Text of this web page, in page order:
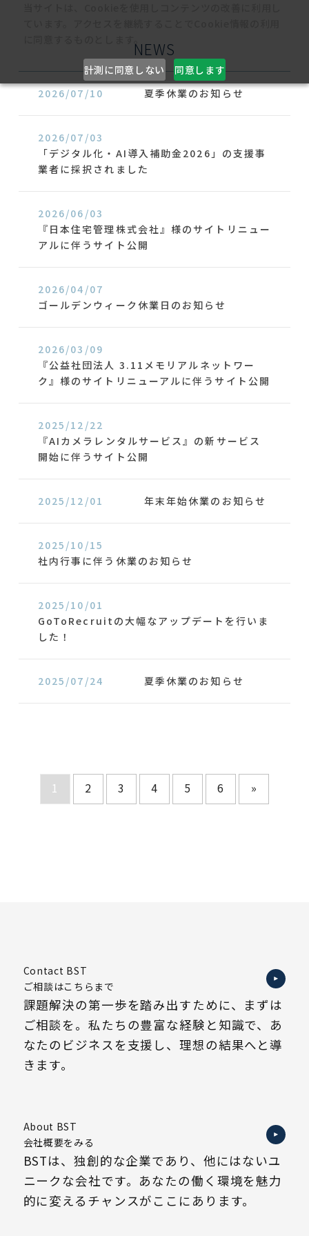
計測に同意しない 同意します
NEWS
2026/07/10 夏季休業のお知らせ
2026/07/03
「デジタル化・AI導入補助金2026」の支援事
業者に採択されました
2026/06/03
『日本住宅管理株式会社』様のサイトリニュー
アルに伴うサイト公開
2026/04/07
ゴールデンウィーク休業日のお知らせ
2026/03/09
『公益社団法人 3.11メモリアルネットワー
ク』様のサイトリニューアルに伴うサイト公開
2025/12/22
『AIカメラレンタルサービス』の新サービス
開始に伴うサイト公開
2025/12/01 年末年始休業のお知らせ
2025/10/15
社内行事に伴う休業のお知らせ
2025/10/01
GoToRecruitの大幅なアップデートを行いま
した！
2025/07/24 夏季休業のお知らせ
1 2 3 4 5 6 »
Contact BST
ご相談はこちらまで
課題解決の第一歩を踏み出すために、まずは
ご相談を。私たちの豊富な経験と知識で、あ
なたのビジネスを支援し、理想の結果へと導
きます。
About BST
会社概要をみる
BSTは、独創的な企業であり、他にはないユ
ニークな会社です。あなたの働く環境を魅力
的に変えるチャンスがここにあります。